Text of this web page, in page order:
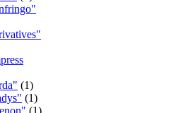
(1)
(1)